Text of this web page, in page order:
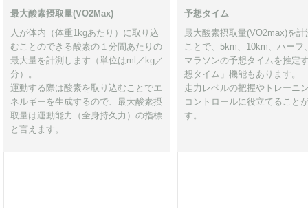
最大酸素摂取量(VO2Max)
人が体内（体重1kgあたり）に取り込
むことのできる酸素の１分間あたりの
最大量を計測します（単位はml／kg／
分）。
運動する際は酸素を取り込むことでエ
ネルギーを生成するので、最大酸素摂
取量は運動能力（全身持久力）の指標
と言えます。
予想タイム
最大酸素摂取量(VO2max)を計
ことで、5km、10km、ハーフ
マラソンの予想タイムを推定
想タイム」機能もあります。
走力レベルの把握やトレーニ
コントロールに役立てること
す。